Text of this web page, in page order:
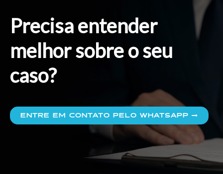
Precisa entender
melhor sobre o seu
caso?
ENTRE EM CONTATO PELO WHATSAPP